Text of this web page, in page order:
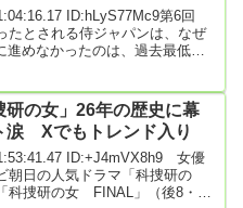
ャパン惨敗の真相2】
ID:hLyS77Mc9第6回
たとされる侍ジャパンは、なぜ
進めなかったのは、過去最低の
表向きは険悪ムードが解消され
剰なまでの嫉妬心やライバル
研の女」26年の歴史に幕
涙 Xでもトレンド入り
ID:+J4mVX8h9 女優
朝日の人気ドラマ「科捜研の
科捜研の女 FINAL」（後8・